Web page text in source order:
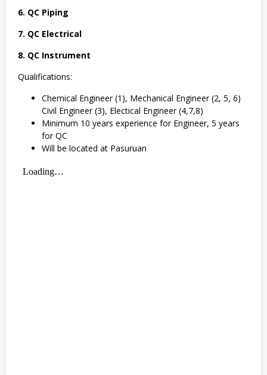
6. QC Piping
7. QC Electrical
8. QC Instrument
Qualifications:
Chemical Engineer (1), Mechanical Engineer (2, 5, 6)
Civil Engineer (3), Electical Engineer (4,7,8)
Minimum 10 years experience for Engineer, 5 years
for QC
Will be located at Pasuruan